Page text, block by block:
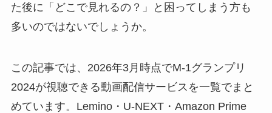
た後に「どこで見れるの？」と困ってしまう方も
多いのではないでしょうか。
この記事では、2026年3月時点でM-1グランプリ
2024が視聴できる動画配信サービスを一覧でまと
めています。Lemino・U-NEXT・Amazon Prime